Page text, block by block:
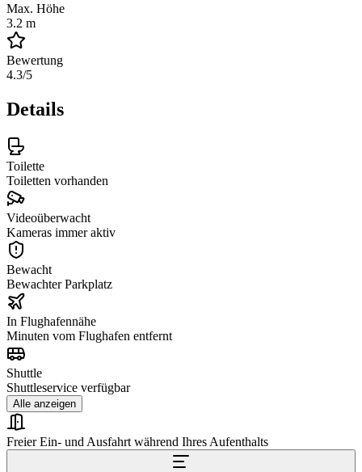
Max. Höhe
3.2 m
Bewertung
4.3/5
Details
Toilette
Toiletten vorhanden
Videoüberwacht
Kameras immer aktiv
Bewacht
Bewachter Parkplatz
In Flughafennähe
Minuten vom Flughafen entfernt
Shuttle
Shuttleservice verfügbar
Alle anzeigen
Freier Ein- und Ausfahrt während Ihres Aufenthalts